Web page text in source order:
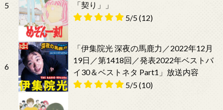
5
「契り」」
5/5(12)
6
「伊集院光 深夜の馬鹿力／2022年12月
19日／第1418回／発表2022年ベストバ
イ30＆ベストネタ Part1」放送内容
5/5(10)